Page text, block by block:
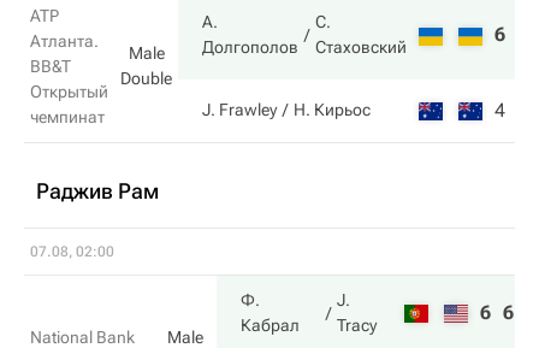
ATP
Атланта.
BB&T
Открытый
чемпинат
Male
Double
А.
Долгополов
С.
Стаховский
6
J. Frawley Н. Кирьос 4
Раджив Рам
07.08, 02:00
National Bank
Male
Ф.
Кабрал
J.
Tracy
6 6